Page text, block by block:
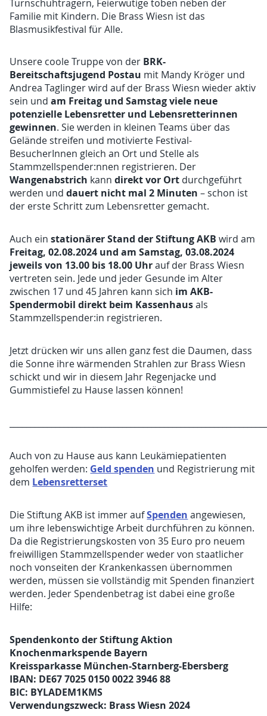
Turnschuhträgern, Feierwütige toben neben der
Familie mit Kindern. Die Brass Wiesn ist das
Blasmusikfestival für Alle.
Unsere coole Truppe von der BRK-
Bereitschaftsjugend Postau mit Mandy Kröger und
Andrea Taglinger wird auf der Brass Wiesn wieder aktiv
sein undam Freitag und Samstag viele neue
potenzielle Lebensretter und Lebensretterinnen
gewinnen. Sie werden in kleinen Teams über das
Gelände streifen und motivierte Festival-
BesucherInnen gleich an Ort und Stelle als
Stammzellspender:nnen registrieren. Der
Wangenabstrich kanndirekt vor Ort durchgeführt
werden unddauert nicht mal 2 Minuten – schon ist
der erste Schritt zum Lebensretter gemacht.
Auch einstationärer Stand der Stiftung AKBwird am
Freitag, 02.08.2024 und am Samstag, 03.08.2024
jeweils von 13.00 bis 18.00 Uhrauf der Brass Wiesn
vertreten sein. Jede und jeder Gesunde im Alter
zwischen 17 und 45 Jahren kann sich im AKB-
Spendermobil direkt beim Kassenhausals
Stammzellspender:in registrieren.
Jetzt drücken wir uns allen ganz fest die Daumen, dass
die Sonne ihre wärmenden Strahlen zur Brass Wiesn
schickt und wir in diesem Jahr Regenjacke und
Gummistiefel zu Hause lassen können!
Auch von zu Hause aus kann Leukämiepatienten
geholfen werden: Geld spenden und Registrierung mit
dem Lebensretterset
Die Stiftung AKB ist immer aufSpenden angewiesen,
um ihre lebenswichtige Arbeit durchführen zu können.
Da die Registrierungskosten von 35 Euro pro neuem
freiwilligen Stammzellspender weder von staatlicher
noch vonseiten der Krankenkassen übernommen
werden, müssen sie vollständig mit Spenden finanziert
werden. Jeder Spendenbetrag ist dabei eine große
Hilfe:
Spendenkonto der Stiftung Aktion
Knochenmarkspende Bayern
Kreissparkasse München-Starnberg-Ebersberg
IBAN: DE67 7025 0150 0022 3946 88
BIC: BYLADEM1KMS
Verwendungszweck: Brass Wiesn 2024